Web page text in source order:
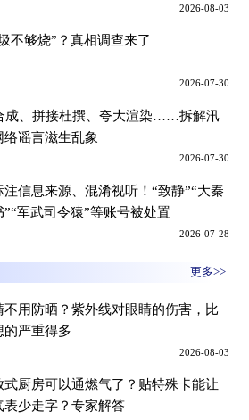
2026-08-03
不够烧”？真相调查来了
2026-07-30
成、拼接杜撰、夸大渲染……拆解汛
络谣言滋生乱象
2026-07-30
注信息来源、混淆视听！“致静”“大秦
”“军武司令猿”等账号被处置
2026-07-28
更多>>
不用防晒？紫外线对眼睛的伤害，比
的严重得多
2026-08-03
式厨房可以通燃气了？贴特殊卡能让
表少走字？专家解答